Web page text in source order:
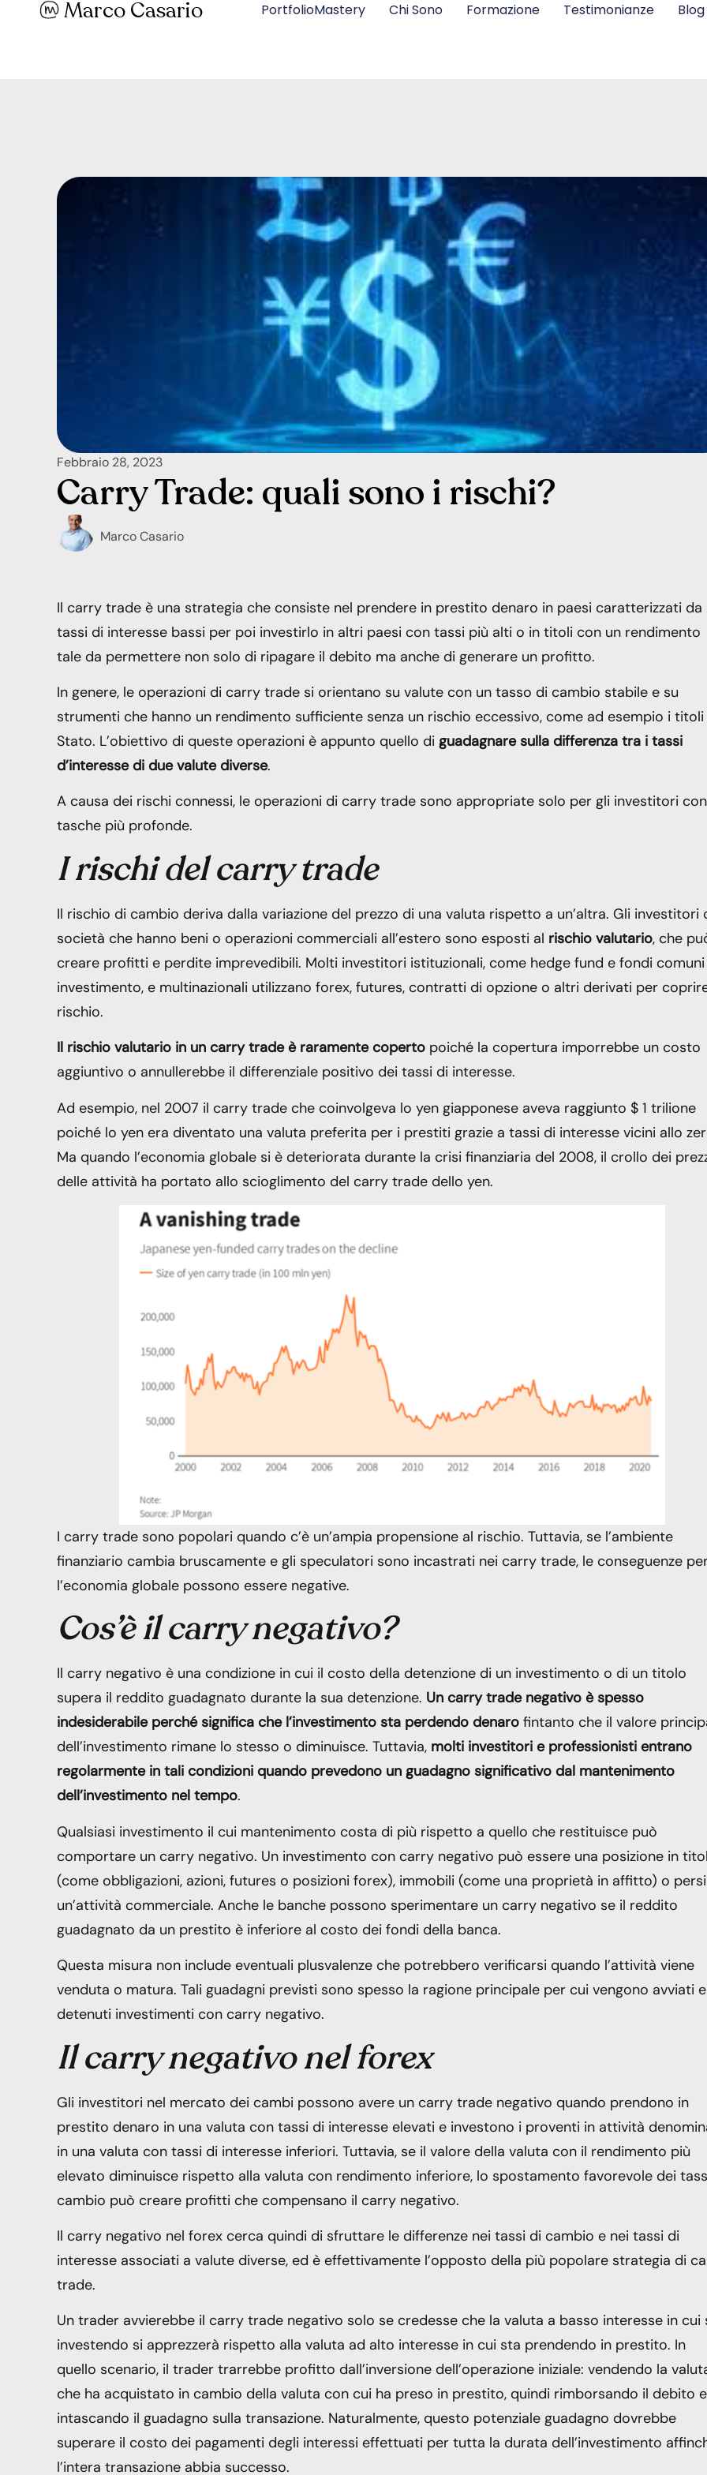
Marco Casario PortfolioMastery Chi Sono Formazione Testimonianze Blog
Febbraio 28, 2023
Carry Trade: quali sono i rischi?
Marco Casario
Il carry trade è una strategia che consiste nel prendere in prestito denaro in paesi caratterizzati da
tassi di interesse bassi per poi investirlo in altri paesi con tassi più alti o in titoli con un rendimento
tale da permettere non solo di ripagare il debito ma anche di generare un profitto.
In genere, le operazioni di carry trade si orientano su valute con un tasso di cambio stabile e su
strumenti che hanno un rendimento sufficiente senza un rischio eccessivo, come ad esempio i titoli
Stato. L’obiettivo di queste operazioni è appunto quello di guadagnare sulla differenza tra i tassi
d’interesse di due valute diverse.
A causa dei rischi connessi, le operazioni di carry trade sono appropriate solo per gli investitori
tasche più profonde.
I rischi del carry trade
Il rischio di cambio deriva dalla variazione del prezzo di una valuta rispetto a un’altra. Gli investitori
società che hanno beni o operazioni commerciali all’estero sono esposti al rischio valutario, che
creare profitti e perdite imprevedibili. Molti investitori istituzionali, come hedge fund e fondi
investimento, e multinazionali utilizzano forex, futures, contratti di opzione o altri derivati ​​per
rischio.
Il rischio valutario in un carry trade è raramente coperto poiché la copertura imporrebbe un costo
aggiuntivo o annullerebbe il differenziale positivo dei tassi di interesse.
Ad esempio, nel 2007 il carry trade che coinvolgeva lo yen giapponese aveva raggiunto $ 1 trilione
poiché lo yen era diventato una valuta preferita per i prestiti grazie a tassi di interesse vicini allo
Ma quando l’economia globale si è deteriorata durante la crisi finanziaria del 2008, il crollo dei
delle attività ha portato allo scioglimento del carry trade dello yen.
I carry trade sono popolari quando c’è un’ampia propensione al rischio. Tuttavia, se l’ambiente
finanziario cambia bruscamente e gli speculatori sono incastrati nei carry trade, le conseguenze
l’economia globale possono essere negative.
Cos’è il carry negativo?
Il carry negativo è una condizione in cui il costo della detenzione di un investimento o di un titolo
supera il reddito guadagnato durante la sua detenzione. Un carry trade negativo è spesso
indesiderabile perché significa che l’investimento sta perdendo denaro fintanto che il valore
dell’investimento rimane lo stesso o diminuisce. Tuttavia, molti investitori e professionisti entrano
regolarmente in tali condizioni quando prevedono un guadagno significativo dal mantenimento
dell’investimento nel tempo.
Qualsiasi investimento il cui mantenimento costa di più rispetto a quello che restituisce può
comportare un carry negativo. Un investimento con carry negativo può essere una posizione in
(come obbligazioni, azioni, futures o posizioni forex), immobili (come una proprietà in affitto) o
un’attività commerciale. Anche le banche possono sperimentare un carry negativo se il reddito
guadagnato da un prestito è inferiore al costo dei fondi della banca.
Questa misura non include eventuali plusvalenze che potrebbero verificarsi quando l’attività viene
venduta o matura. Tali guadagni previsti sono spesso la ragione principale per cui vengono avviati e
detenuti investimenti con carry negativo.
Il carry negativo nel forex
Gli investitori nel mercato dei cambi possono avere un carry trade negativo quando prendono in
prestito denaro in una valuta con tassi di interesse elevati e investono i proventi in attività
in una valuta con tassi di interesse inferiori. Tuttavia, se il valore della valuta con il rendimento più
elevato diminuisce rispetto alla valuta con rendimento inferiore, lo spostamento favorevole dei
cambio può creare profitti che compensano il carry negativo.
Il carry negativo nel forex cerca quindi di sfruttare le differenze nei tassi di cambio e nei tassi di
interesse associati a valute diverse, ed è effettivamente l’opposto della più popolare strategia di
trade.
Un trader avvierebbe il carry trade negativo solo se credesse che la valuta a basso interesse in cui
investendo si apprezzerà rispetto alla valuta ad alto interesse in cui sta prendendo in prestito. In
quello scenario, il trader trarrebbe profitto dall’inversione dell’operazione iniziale: vendendo la
che ha acquistato in cambio della valuta con cui ha preso in prestito, quindi rimborsando il debito e
intascando il guadagno sulla transazione. Naturalmente, questo potenziale guadagno dovrebbe
superare il costo dei pagamenti degli interessi effettuati per tutta la durata dell’investimento
l’intera transazione abbia successo.